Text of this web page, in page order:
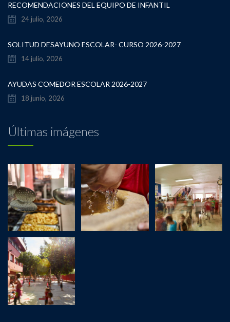
RECOMENDACIONES DEL EQUIPO DE INFANTIL
24 julio, 2026
SOLITUD DESAYUNO ESCOLAR- CURSO 2026-2027
14 julio, 2026
AYUDAS COMEDOR ESCOLAR 2026-2027
18 junio, 2026
Últimas imágenes